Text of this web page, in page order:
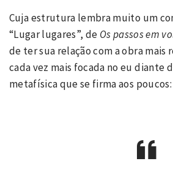
Cuja estrutura lembra muito um
“Lugar lugares”, de Os passos em
de ter sua relação com a obra mais
cada vez mais focada no eu diante
metafísica que se firma aos poucos: